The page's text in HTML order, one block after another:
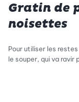
Gratin de
noisettes
Pour utiliser les
le souper, qui va ravir